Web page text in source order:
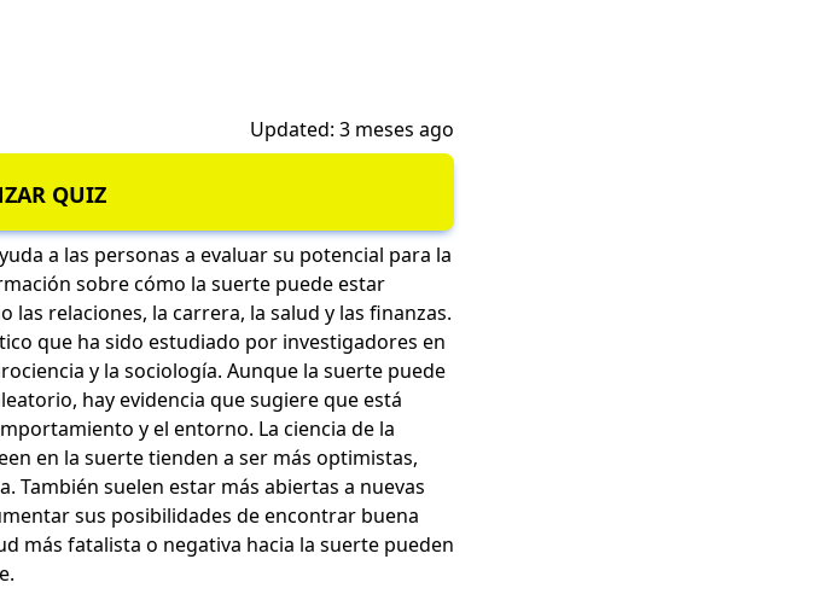
Updated: 3 meses ago
QUIZ
a las personas a evaluar su potencial para la
sobre cómo la suerte puede estar
relaciones, la carrera, la salud y las finanzas.
que ha sido estudiado por investigadores en
y la sociología. Aunque la suerte puede
hay evidencia que sugiere que está
y el entorno. La ciencia de la
en la suerte tienden a ser más optimistas,
También suelen estar más abiertas a nuevas
sus posibilidades de encontrar buena
más fatalista o negativa hacia la suerte pueden